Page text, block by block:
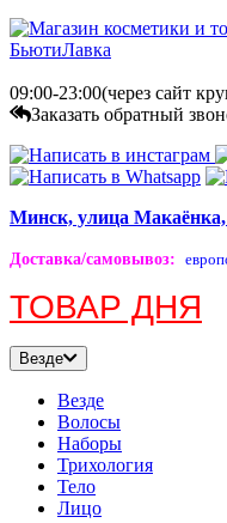
09:00-23:00(через сайт
Заказать обратный
Минск, улица
Доставка/самовывоз:
ТОВАР ДНЯ
Везде
Везде
Волосы
Наборы
Трихология
Тело
Лицо